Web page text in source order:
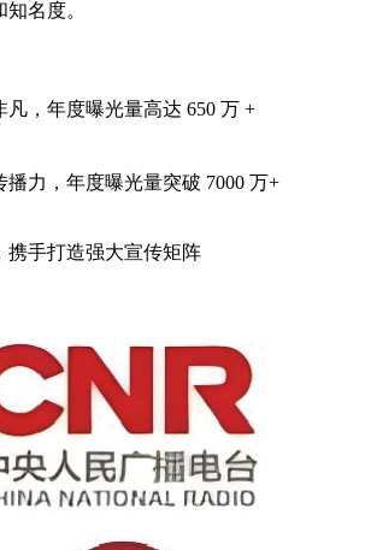
名度。
凡，年度曝光量高达 650 万 +
播力，年度曝光量突破 7000 万+
携手打造强大宣传矩阵